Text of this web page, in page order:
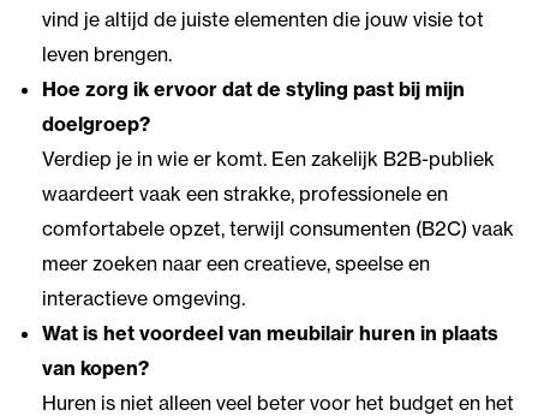
vind je altijd de juiste elementen die jouw visie tot
leven brengen.
Hoe zorg ik ervoor dat de styling past bij mijn
doelgroep?
Verdiep je in wie er komt. Een zakelijk B2B-publiek
waardeert vaak een strakke, professionele en
comfortabele opzet, terwijl consumenten (B2C) vaak
meer zoeken naar een creatieve, speelse en
interactieve omgeving.
Wat is het voordeel van meubilair huren in plaats
van kopen?
Huren is niet alleen veel beter voor het budget en het